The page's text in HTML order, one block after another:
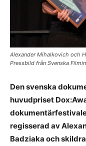
Alexander Mihalkovich och
Pressbild från Svenska
Den svenska
huvudpriset
regisserad av
Badziaka och